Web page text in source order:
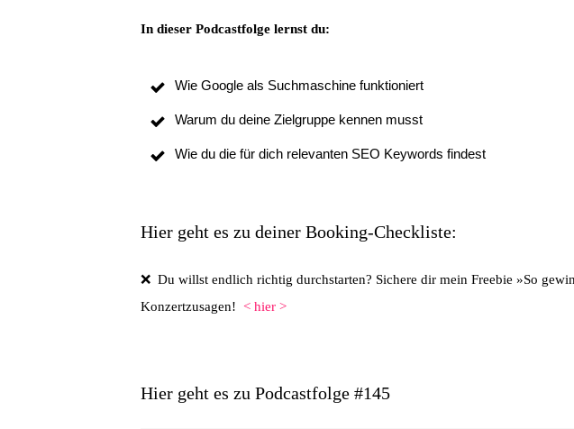
In dieser Podcastfolge lernst du:
Wie Google als Suchmaschine funktioniert
Warum du deine Zielgruppe kennen musst
Wie du die für dich relevanten SEO Keywords findest
Hier geht es zu deiner Booking-Checkliste:
❌ Du willst endlich richtig durchstarten? Sichere dir mein Freebie »So
Konzertzusagen! < hier >
Hier geht es zu Podcastfolge #145